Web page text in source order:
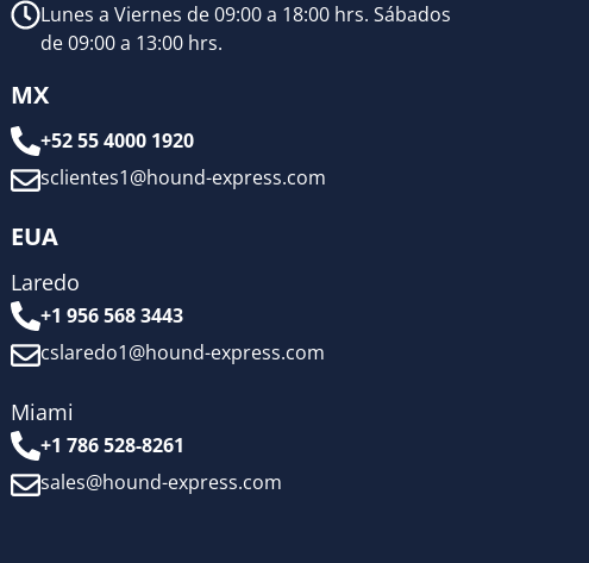
Lunes a Viernes de 09:00 a 18:00 hrs. Sábados
de 09:00 a 13:00 hrs.
MX
+52 55 4000 1920
sclientes1@hound-express.com
EUA
Laredo
+1 956 568 3443
cslaredo1@hound-express.com
Miami
+1 786 528-8261
sales@hound-express.com